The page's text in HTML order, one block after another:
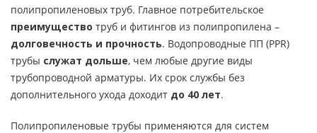
полипропиленовых труб. Главное потребительское
преимущество труб и фитингов из полипропилена –
долговечность и прочность. Водопроводные ПП (PPR)
трубы служат дольше, чем любые другие виды
трубопроводной арматуры. Их срок службы без
дополнительного ухода доходит до 40 лет.
Полипропиленовые трубы применяются для систем